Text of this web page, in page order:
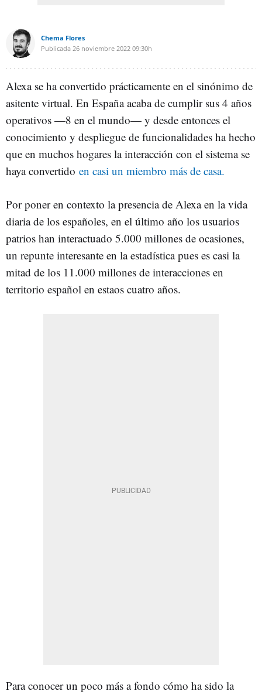
Chema Flores
Publicada 26 noviembre 2022 09:30h
Alexa se ha convertido prácticamente en el sinónimo de
asitente virtual. En España acaba de cumplir sus 4 años
operativos —8 en el mundo— y desde entonces el
conocimiento y despliegue de funcionalidades ha hecho
que en muchos hogares la interacción con el sistema se
haya convertido en casi un miembro más de casa.
Por poner en contexto la presencia de Alexa en la vida
diaria de los españoles, en el último año los usuarios
patrios han interactuado 5.000 millones de ocasiones,
un repunte interesante en la estadística pues es casi la
mitad de los 11.000 millones de interacciones en
territorio español en estaos cuatro años.
Para conocer un poco más a fondo cómo ha sido la